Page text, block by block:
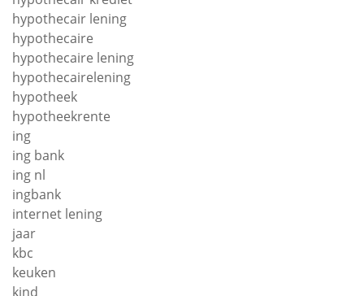
hypothecair lening
hypothecaire
hypothecaire lening
hypothecairelening
hypotheek
hypotheekrente
ing
ing bank
ing nl
ingbank
internet lening
jaar
kbc
keuken
kind